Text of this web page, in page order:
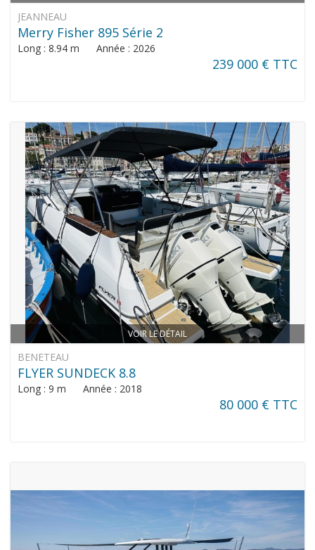
JEANNEAU
Merry Fisher 895 Série 2
Long : 8.94 m Année : 2026
239 000 € TTC
VOIR LE DÉTAIL
BENETEAU
FLYER SUNDECK 8.8
Long : 9 m Année : 2018
80 000 € TTC